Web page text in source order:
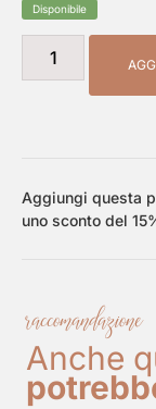
Disponibile
Aggiungi questa
uno sconto del
raccomandazione
Anche